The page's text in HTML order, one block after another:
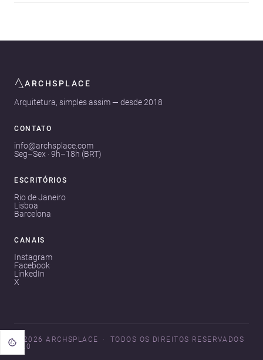
ARCHSPLACE
Arquitetura, simples assim — desde 2018
CONTATO
info@archsplace.com
Seg–Sex · 9h–18h (BRT)
ESCRITÓRIOS
Rio de Janeiro
Lisboa
Barcelona
CANAIS
Instagram
Facebook
LinkedIn
X
© 2026 ARCHSPLACE
TODOS OS DIREITOS RESERVADOS
V3.0